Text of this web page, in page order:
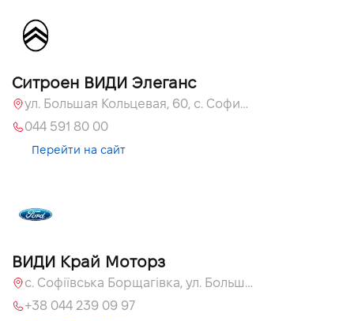
Ситроен ВИДИ Элеганс
ул. Большая Кольцевая, 60, с. Софиевская Борщаговка, Киевская обл., 08131
044 591 80 00
Перейти на сайт
ВИДИ Край Моторз
с. Софіївська Борщагівка, ул. Большая Кольцевая, 60а
+38 044 239 09 97